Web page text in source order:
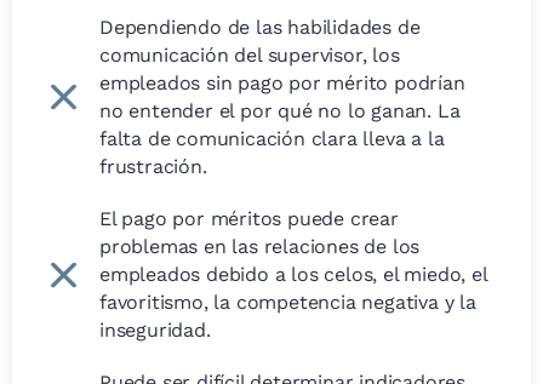
Dependiendo de las habilidades de
comunicación del supervisor, los
empleados sin pago por mérito podrían
no entender el por qué no lo ganan. La
falta de comunicación clara lleva a la
frustración.
El pago por méritos puede crear
problemas en las relaciones de los
empleados debido a los celos, el miedo, el
favoritismo, la competencia negativa y la
inseguridad.